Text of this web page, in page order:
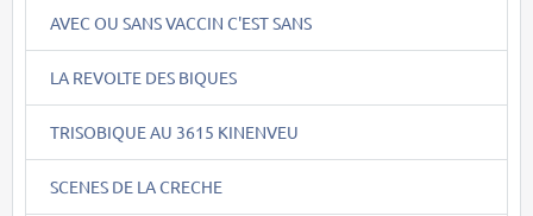
AVEC OU SANS VACCIN C'EST SANS
LA REVOLTE DES BIQUES
TRISOBIQUE AU 3615 KINENVEU
SCENES DE LA CRECHE